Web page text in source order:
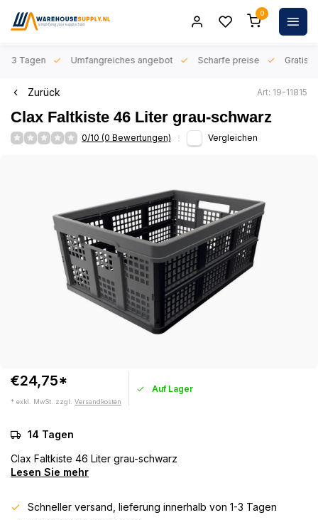
0
3 Tagen Umfangreiches angebot Scharfe preise Gratis
Zurück Art: 19-11815
Clax Faltkiste 46 Liter grau-schwarz
0/10 (0 Bewertungen) Vergleichen
€24,75*
* exkl. MwSt. zzgl. Versandkosten
Auf Lager
14 Tagen
Clax Faltkiste 46 Liter grau-schwarz
Lesen Sie mehr
Schneller versand, lieferung innerhalb von 1-3 Tagen